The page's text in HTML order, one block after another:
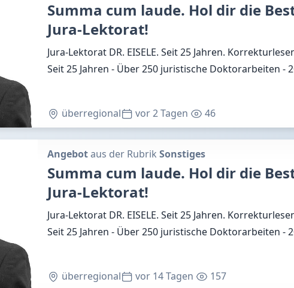
Summa cum laude. Hol dir die
Jura-Lektorat!
Jura-Lektorat DR. EISELE. Seit 25 Jahren.
Seit 25 Jahren - Über 250 juristische Doktorarbeiten -
überregional vor 2 Tagen 46
Angebotaus der Rubrik Sonstiges
Summa cum laude. Hol dir die
Jura-Lektorat!
Jura-Lektorat DR. EISELE. Seit 25 Jahren.
Seit 25 Jahren - Über 250 juristische Doktorarbeiten -
überregional vor 14 Tagen 157